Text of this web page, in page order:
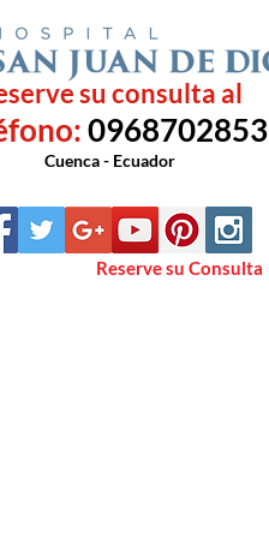
su consulta al
0968702853
Cuenca - Ecuador
Reserve su Consulta